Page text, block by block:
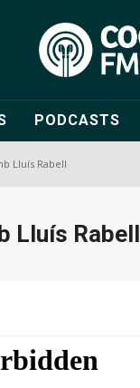
PODCASTS
Lluís Rabell
Lluís Rabell